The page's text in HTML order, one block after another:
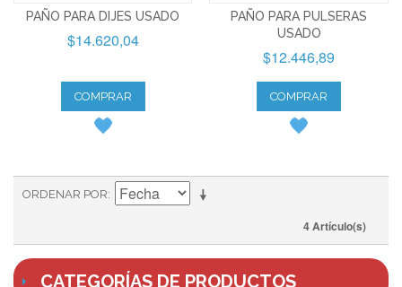
PAÑO PARA DIJES USADO
$14.620,04
COMPRAR
PAÑO PARA PULSERAS
USADO
$12.446,89
COMPRAR
ORDENAR POR
4 Artículo(s)
CATEGORÍAS DE PRODUCTOS